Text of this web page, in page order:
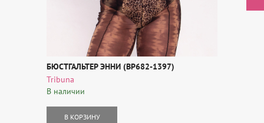
БЮСТГАЛЬТЕР ЭННИ (BP682-1397)
Tribuna
В наличии
В КОРЗИНУ